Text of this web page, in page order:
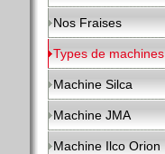
Nos Fraises
Types de machines
Machine Silca
Machine JMA
Machine Ilco Orion